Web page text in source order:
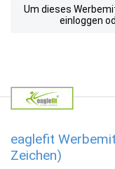
Um dieses
einloggen
eaglefit
Zeichen)